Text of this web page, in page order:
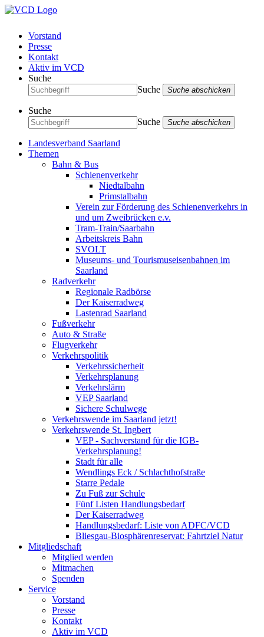
Vorstand
Presse
Kontakt
Aktiv im VCD
Suche
Suche
Suche abschicken
Suche
Suche
Suche abschicken
Landesverband Saarland
Themen
Bahn & Bus
Schienenverkehr
Niedtalbahn
Primstalbahn
Verein zur Förderung des Schienenverkehrs in
und um Zweibrücken e.v.
Tram-Train/Saarbahn
Arbeitskreis Bahn
SVOLT
Museums- und Tourismuseisenbahnen im
Saarland
Radverkehr
Regionale Radbörse
Der Kaiserradweg
Lastenrad Saarland
Fußverkehr
Auto & Straße
Flugverkehr
Verkehrspolitik
Verkehrssicherheit
Verkehrsplanung
Verkehrslärm
VEP Saarland
Sichere Schulwege
Verkehrswende im Saarland jetzt!
Verkehrswende St. Ingbert
VEP - Sachverstand für die IGB-
Verkehrsplanung!
Stadt für alle
Wendlings Eck / Schlachthofstraße
Starre Pedale
Zu Fuß zur Schule
Fünf Listen Handlungsbedarf
Der Kaiserradweg
Handlungsbedarf: Liste von ADFC/VCD
Bliesgau-Biosphärenreservat: Fahrtziel Natur
Mitgliedschaft
Mitglied werden
Mitmachen
Spenden
Service
Vorstand
Presse
Kontakt
Aktiv im VCD